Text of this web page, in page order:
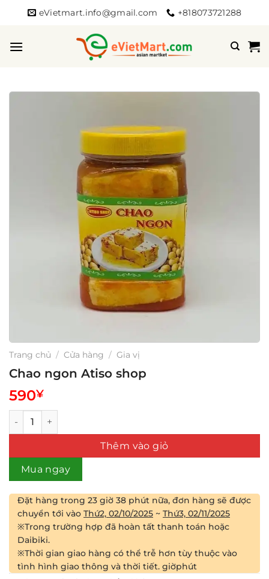
dung
eVietmart.info@gmail.com +818073721288
Trang chủ / Cửa hàng / Gia vị
Chao ngon Atiso shop
590¥
Chao ngon Atiso shop số lượng
Thêm vào giỏ
Mua ngay
Đặt hàng trong 23 giờ 38 phút nữa, đơn hàng sẽ được
chuyển tới vào Thứ2, 02/10/2025 ~ Thứ3, 02/11/2025
※Trong trường hợp đã hoàn tất thanh toán hoặc
Daibiki.
※Thời gian giao hàng có thể trễ hơn tùy thuộc vào
tình hình giao thông và thời tiết. giờphút